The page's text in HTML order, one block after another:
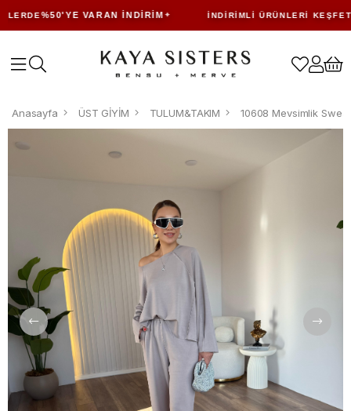
%50'YE VARAN İNDIRIM İNDIRIMLI ÜRÜNLERI KEŞFET
Anasayfa ÜST GİYİM TULUM&TAKIM 10608 Mevsimlik